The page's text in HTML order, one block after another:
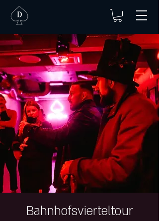
Bahnhofsvierteltour